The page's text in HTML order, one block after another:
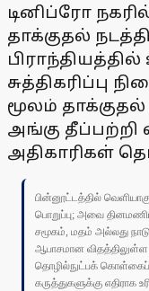
டினிப்ரோ
தாக்குதல்
சுத்திகரிப்பு
மூலம்
அங்கு தீப்பற்றி
அதிகாரிகள்
பின்னூட்டத்தில்
பொறுப்பு; அவை
சமூகம், மதம் அல்லது
ஆபாசமான
தொழில்நுட்பக்
கருத்துகளுக்கு எதிராக